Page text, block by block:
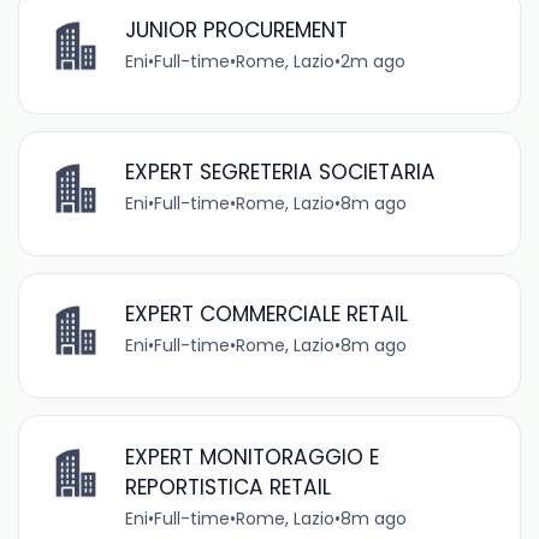
JUNIOR PROCUREMENT
Eni•Full-time•Rome, Lazio•2m ago
EXPERT SEGRETERIA SOCIETARIA
Eni•Full-time•Rome, Lazio•8m ago
EXPERT COMMERCIALE RETAIL
Eni•Full-time•Rome, Lazio•8m ago
EXPERT MONITORAGGIO E
REPORTISTICA RETAIL
Eni•Full-time•Rome, Lazio•8m ago